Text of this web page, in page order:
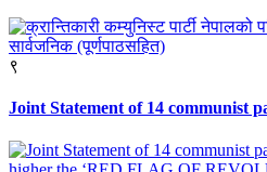
९
Joint Statement of 14 communist